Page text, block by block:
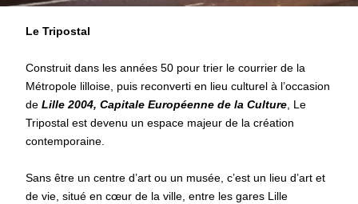
Le Tripostal
Construit dans les années 50 pour trier le courrier de la
Métropole lilloise, puis reconverti en lieu culturel à l’occasion
de Lille 2004, Capitale Européenne de la Culture, Le
Tripostal est devenu un espace majeur de la création
contemporaine.
Sans être un centre d’art ou un musée, c’est un lieu d’art et
de vie, situé en cœur de la ville, entre les gares Lille